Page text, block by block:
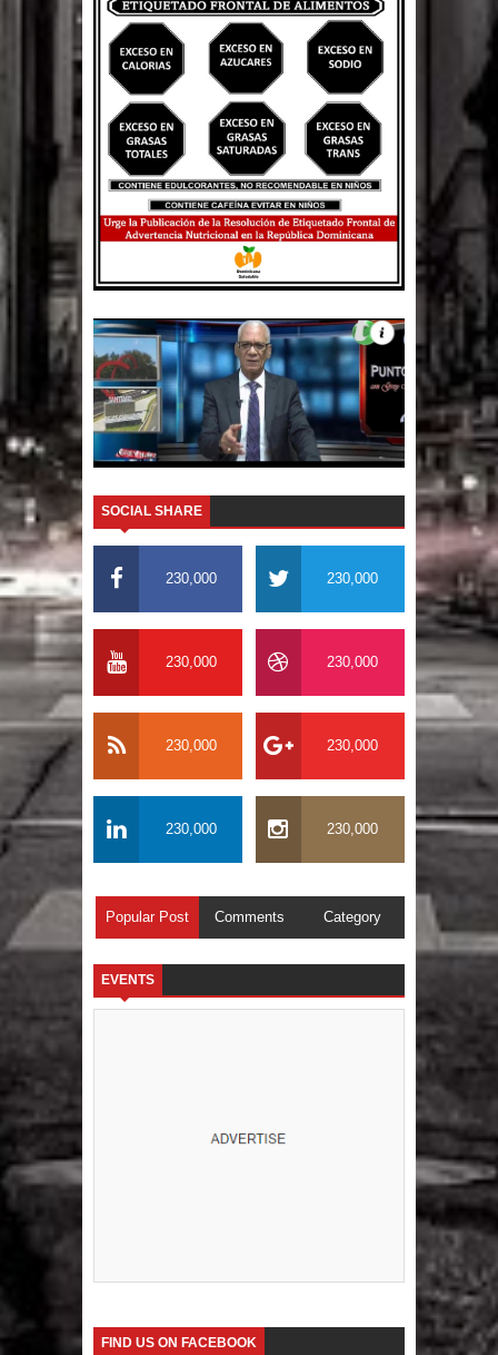
SOCIAL SHARE
230,000 230,000
230,000 230,000
230,000 230,000
230,000 230,000
Popular Post Comments Category
EVENTS
FIND US ON FACEBOOK